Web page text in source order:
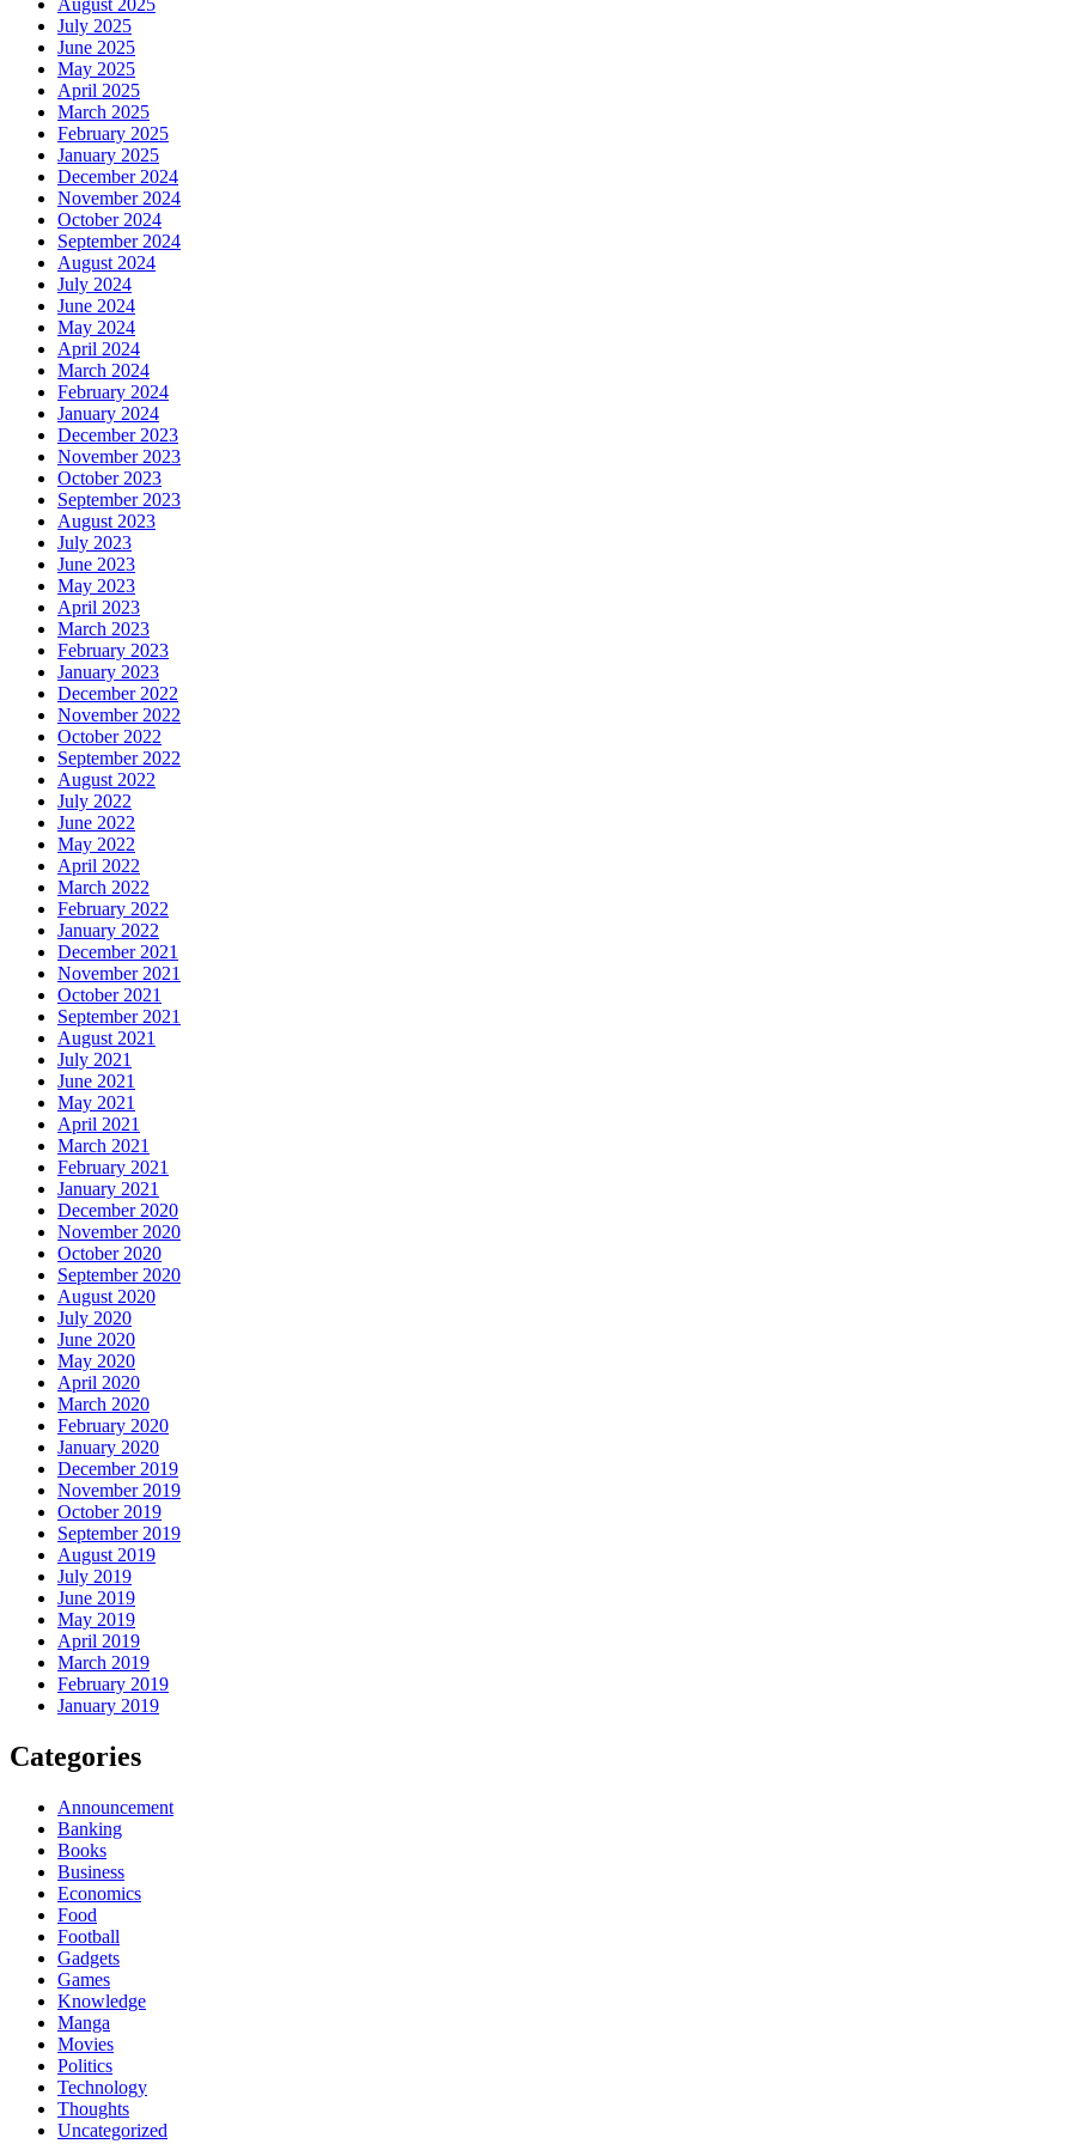
July 2025
June 2025
May 2025
April 2025
March 2025
February 2025
January 2025
December 2024
November 2024
October 2024
September 2024
August 2024
July 2024
June 2024
May 2024
April 2024
March 2024
February 2024
January 2024
December 2023
November 2023
October 2023
September 2023
August 2023
July 2023
June 2023
May 2023
April 2023
March 2023
February 2023
January 2023
December 2022
November 2022
October 2022
September 2022
August 2022
July 2022
June 2022
May 2022
April 2022
March 2022
February 2022
January 2022
December 2021
November 2021
October 2021
September 2021
August 2021
July 2021
June 2021
May 2021
April 2021
March 2021
February 2021
January 2021
December 2020
November 2020
October 2020
September 2020
August 2020
July 2020
June 2020
May 2020
April 2020
March 2020
February 2020
January 2020
December 2019
November 2019
October 2019
September 2019
August 2019
July 2019
June 2019
May 2019
April 2019
March 2019
February 2019
January 2019
Categories
Announcement
Banking
Books
Business
Economics
Food
Football
Gadgets
Games
Knowledge
Manga
Movies
Politics
Technology
Thoughts
Uncategorized